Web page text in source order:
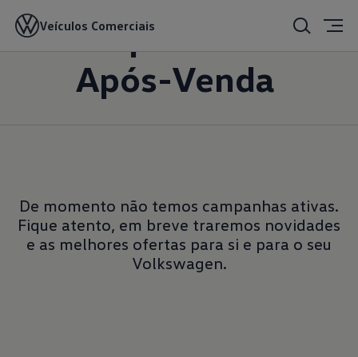
Veículos Comerciais
Campanhas de
Após-Venda
De momento não temos campanhas ativas.
Fique atento, em breve traremos novidades
e as melhores ofertas para si e para o seu
Volkswagen.